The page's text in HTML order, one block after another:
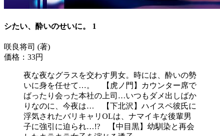
シたい、酔いのせいに。 1
咲良将司 (著)
価格：33円
夜な夜なグラスを交わす男女。時には、酔いの勢
いに身を任せて…。 【虎ノ門】カウンター席で
ばったり会った本社の上司…いつもダメ出しばか
りなのに、今夜は… 【下北沢】ハイスペ彼氏に
浮気されたバリキャリOLは、ナマイキな後輩男
子に強引に迫られ…!? 【中目黒】幼馴染と再会